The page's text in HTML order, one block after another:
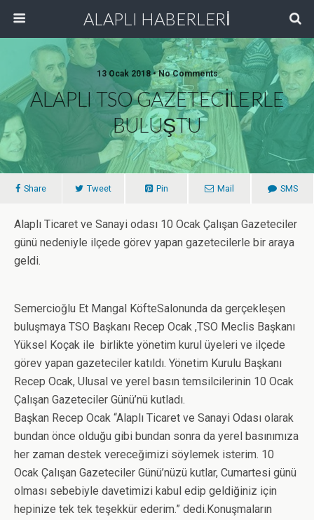
ALAPLI HABERLERİ
13 Ocak 2018 • No Comments
ALAPLI TSO GAZETECİLERLE
BULUŞTU
Share Tweet Pin Mail SMS
Alaplı Ticaret ve Sanayi odası 10 Ocak Çalışan Gazeteciler
günü nedeniyle ilçede görev yapan gazetecilerle bir araya
geldi.
Semercioğlu Et Mangal KöfteSalonunda da gerçekleşen
buluşmaya TSO Başkanı Recep Ocak ,TSO Meclis Başkanı
Yüksel Koçak ile birlikte yönetim kurul üyeleri ve ilçede
görev yapan gazeteciler katıldı. Yönetim Kurulu Başkanı
Recep Ocak, Ulusal ve yerel basın temsilcilerinin 10 Ocak
Çalışan Gazeteciler Günü’nü kutladı.
Başkan Recep Ocak “Alaplı Ticaret ve Sanayi Odası olarak
bundan önce olduğu gibi bundan sonra da yerel basınımıza
her zaman destek vereceğimizi söylemek isterim. 10
Ocak Çalışan Gazeteciler Günü’nüzü kutlar, Cumartesi günü
olması sebebiyle davetimizi kabul edip geldiğiniz için
hepinize tek tek teşekkür ederim.” dedi.Konuşmaların